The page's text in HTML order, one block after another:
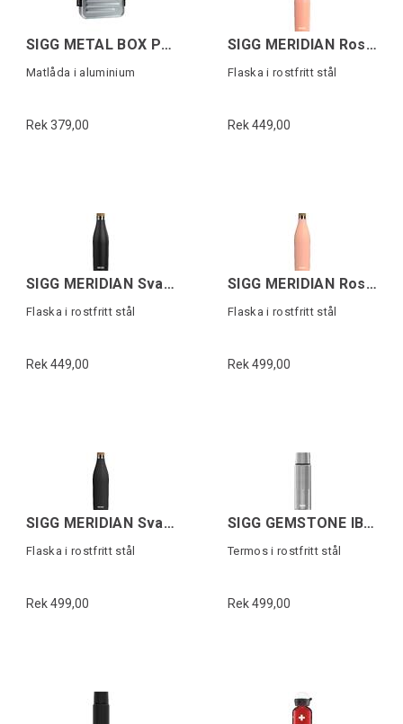
SIGG METAL BOX PLUS S Grå
Matlåda i aluminium
Rek 379,00
SIGG MERIDIAN Rosa 0,5L
Flaska i rostfritt stål
Rek 449,00
SIGG MERIDIAN Svart 0,5L
Flaska i rostfritt stål
Rek 449,00
SIGG MERIDIAN Rosa 0,7L
Flaska i rostfritt stål
Rek 499,00
SIGG MERIDIAN Svart 0,7L
Flaska i rostfritt stål
Rek 499,00
SIGG GEMSTONE IBT Grå 0,75L
Termos i rostfritt stål
Rek 499,00